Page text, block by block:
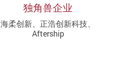
独角兽企业
海柔创新、正浩创新科技、
Aftership